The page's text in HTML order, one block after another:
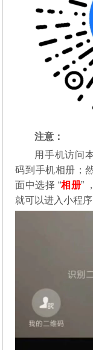
注意：
用手机访问
码到手机相册；
面中选择 “相册”
就可以进入小程